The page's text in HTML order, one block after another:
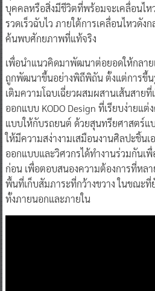
บุคคลหรือสิ่งมีชีวิตที่พร้อมจะเคลื่อนไห
รวดเร็วฉับไว ภายใต้การเคลื่อนไหวดั
ค้นพบศักยภาพที่แท้จริง
เพื่อนำแนวคิดมาพัฒนาต่อยอดให้กลา
ถูกพัฒนาขึ้นอย่างพิถีพิถัน ตั้งแต่การขึ้น
เติมความโฉบเฉี่ยวผสมผสานเส้นสายที่
ออกแบบ KODO Design ที่เรียบง่ายแ
แบบให้กับรถยนต์ ด้วยสุนทรียศาสตร์
ให้มีความสง่างามเสมือนงานศิลปะชิ้น
ออกแบบและวิศวกรได้ทำงานร่วมกันเ
ก่อน เพื่อตอบสนองความต้องการที่หล
พื้นที่เก็บสัมภาระที่กว้างขวาง ในขณะ
ทั้งภายนอกและภายใน